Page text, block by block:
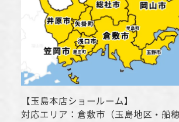
【玉島本店ショールーム】
対応エリア： 倉敷市 （玉島地区・船